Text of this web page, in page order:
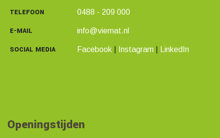
TELEFOON 0488 - 209 000
E-MAIL info@viemat.nl
SOCIAL MEDIA Facebook| Instagram| LinkedIn
Openingstijden